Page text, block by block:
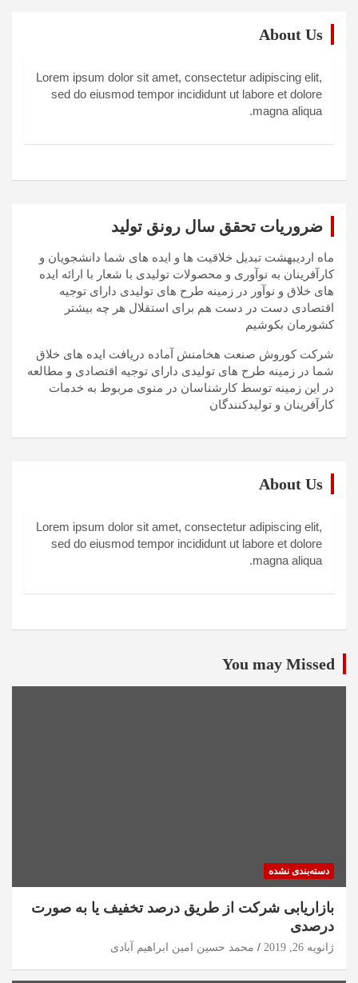
About Us
Lorem ipsum dolor sit amet, consectetur adipiscing elit,
sed do eiusmod tempor incididunt ut labore et dolore
magna aliqua.
ضروریات تحقق سال رونق تولید
ماه اردیبهشت تبدیل خلاقیت ها و ایده های شما دانشجویان و
کارآفرینان به نوآوری و محصولات تولیدی با شعار با ارائه ایده
های خلاق و نوآور در زمینه طرح های تولیدی دارای توجیه
اقتصادی دست در دست هم برای استقلال هر چه بیشتر
کشورمان بکوشیم
شرکت کوروش صنعت هخامنش آماده دریافت ایده های خلاق
شما در زمینه طرح های تولیدی دارای توجیه اقتصادی و مطالعه
در این زمینه توسط کارشناسان در منوی مربوط به خدمات
کارآفرینان و تولیدکنندگان
About Us
Lorem ipsum dolor sit amet, consectetur adipiscing elit,
sed do eiusmod tempor incididunt ut labore et dolore
magna aliqua.
You may Missed
دسته‌بندی نشده
بازاریابی شرکت از طریق درصد تخفیف یا به صورت
درصدی
ژانویه 26, 2019 محمد حسین امین ابراهیم آبادی